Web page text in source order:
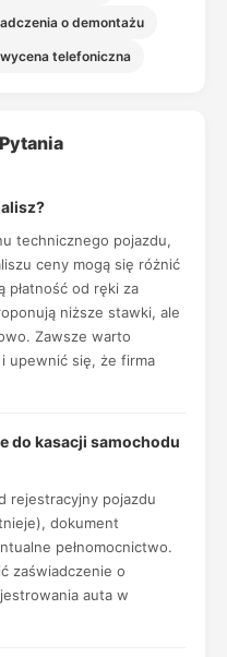
o demontażu
wycena telefoniczna
technicznego pojazdu,
ceny mogą się różnić
płatność od ręki za
niższe stawki, ale
Zawsze warto
upewnić się, że firma
do kasacji samochodu
rejestracyjny pojazdu
dokument
pełnomocnictwo.
zaświadczenie o
auta w